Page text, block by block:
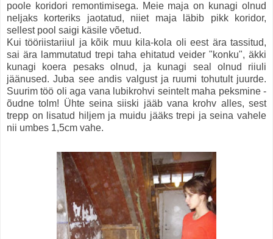
poole koridori remontimisega. Meie maja on kunagi olnud
neljaks korteriks jaotatud, niiet maja läbib pikk koridor,
sellest pool saigi käsile võetud.
Kui tööriistariiul ja kõik muu kila-kola oli eest ära tassitud,
sai ära lammutatud trepi taha ehitatud veider "konku", äkki
kunagi koera pesaks olnud, ja kunagi seal olnud riiuli
jäänused. Juba see andis valgust ja ruumi tohutult juurde.
Suurim töö oli aga vana lubikrohvi seintelt maha peksmine -
õudne tolm! Ühte seina siiski jääb vana krohv alles, sest
trepp on lisatud hiljem ja muidu jääks trepi ja seina vahele
nii umbes 1,5cm vahe.